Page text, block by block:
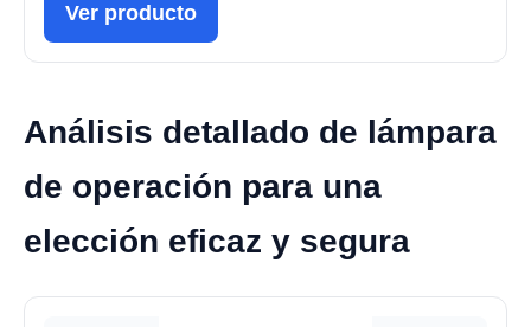
Ver producto
Análisis detallado de lámpara
de operación para una
elección eficaz y segura